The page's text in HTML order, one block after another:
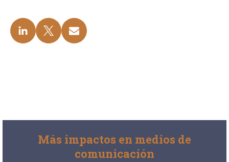
Más impactos en medios de
comunicación